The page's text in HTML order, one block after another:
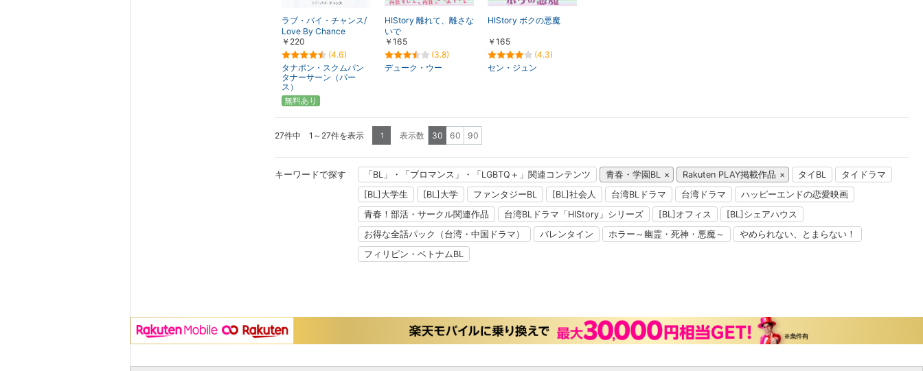
ラブ・バイ・チャンス/
Love By Chance
￥220
(4.6)
タナポン・スクムパン
タナーサーン（パー
ス）
無料あり
HIStory 離れて、離さな
いで
￥165
(3.8)
デューク・ウー
HIStory ボクの悪魔
￥165
(4.3)
セン・ジュン
27件中 1～27件を表示 1 表示数 30 60 90
キーワードで探す 「BL」・「ブロマンス」・「LGBTQ＋」関連コンテンツ 青春・学園BL Rakuten PLAY掲載作品 タイBL
タイドラマ
[BL]大学生
[BL]大学 ファンタジーBL [BL]社会人 台湾BLドラマ 台湾ドラマ
ハッピーエンドの恋愛映画
青春！部活・サークル関連作品
台湾BLドラマ「HIStory」シリーズ [BL]オフィス
[BL]シェアハウス
お得な全話パック（台湾・中国ドラマ）
バレンタイン ホラー～幽霊・死神・悪魔～
やめられない、とまらない！
フィリピン・ベトナムBL